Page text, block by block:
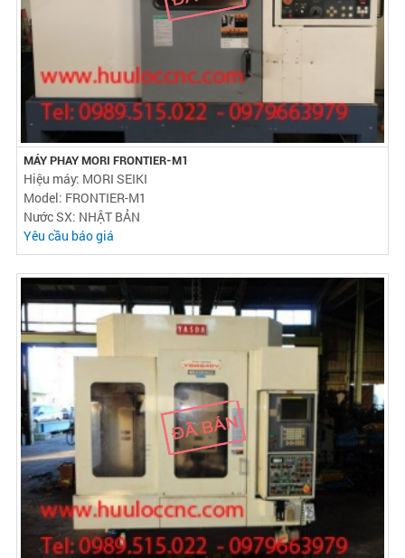
MÁY PHAY MORI FRONTIER-M1
Hiệu máy: MORI SEIKI
Model: FRONTIER-M1
Nước SX: NHẬT BẢN
Yêu cầu báo giá